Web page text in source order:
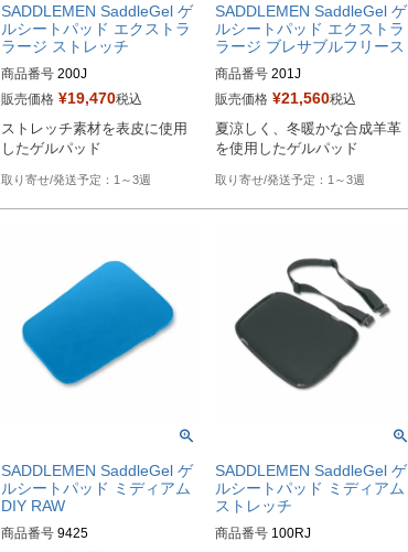
SADDLEMEN SaddleGel ゲ
ルシートパッド エクストラ
ラージ ストレッチ
商品番号 200J
販売価格 ¥19,470税込
ストレッチ素材を表皮に使用
したゲルパッド
1～3週
SADDLEMEN SaddleGel ゲ
ルシートパッド エクストラ
ラージ ブレサブルフリース
商品番号 201J
販売価格 ¥21,560税込
夏涼しく、冬暖かな合成羊革
を使用したゲルパッド
1～3週
SADDLEMEN SaddleGel ゲ
ルシートパッド ミディアム
DIY RAW
商品番号 9425
SADDLEMEN SaddleGel ゲ
ルシートパッド ミディアム
ストレッチ
商品番号 100RJ